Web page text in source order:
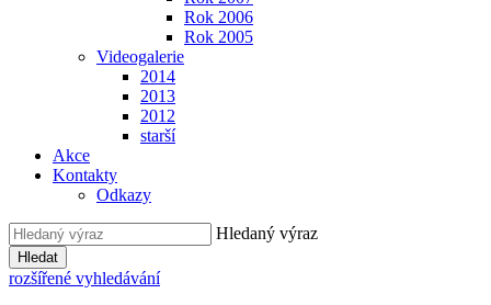
Rok 2006
Rok 2005
Videogalerie
2014
2013
2012
starší
Akce
Kontakty
Odkazy
Hledaný výraz
Hledat
rozšířené vyhledávání